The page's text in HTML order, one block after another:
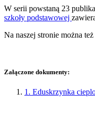
W serii powstaną 23
szkoły podstawowej
Na naszej stronie można
Załączone dokumenty:
1. Eduskrzynka